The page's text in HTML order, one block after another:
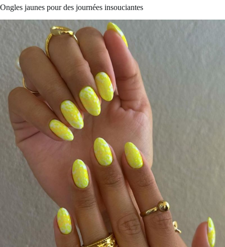
Ongles jaunes pour des journées insouciantes